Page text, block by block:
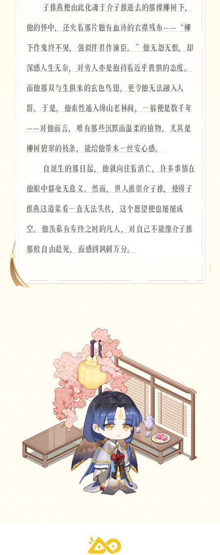
子推燕便由此化魂于介子推逝去的那棵柳树下，
他的怀中，还夹着那片题有血诗的衣襟残布——“柳
下作鬼终不见，强似伴君作谏臣。”他无怨无恨，却
深感人生无奈，对旁人亦是抱持着近乎畏惧的态度。
而他那双与生俱来的玄色鸟翅，更令他无法融入人
群。于是，他索性遁入绵山老林间，一躲便是数千年
——对他而言，唯有那些沉默而温柔的植物，尤其是
柳树碧翠的枝条，能给他带来一丝安心感。
自诞生的那日起，他就向往着消亡，许多事情在
他眼中都毫无意义。然而，世人推崇介子推，使得子
推燕这道菜肴一直无法失传，这个愿望便也屡屡成
空。他羡慕有寿终之时的凡人，对自己不能像介子推
那般自由赴死，而感到讽刺万分。